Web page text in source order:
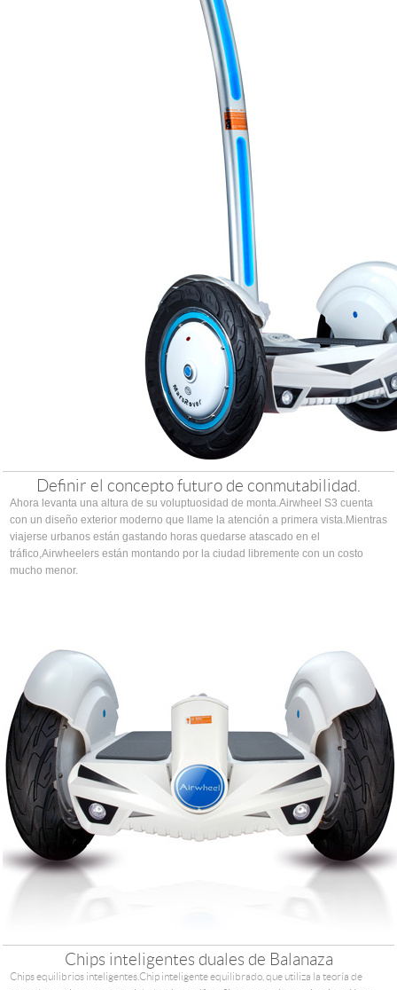
Definir el concepto futuro de conmutabilidad.
Ahora levanta una altura de su voluptuosidad de monta.Airwheel S3 cuenta
con un diseño exterior moderno que llame la atención a primera vista.Mientras
viajerse urbanos están gastando horas quedarse atascado en el
tráfico,Airwheelers están montando por la ciudad libremente con un costo
mucho menor.
Chips inteligentes duales de Balanaza
Chips equilibrios inteligentes.Chip inteligente equilibrado, que utiliza la teoría de